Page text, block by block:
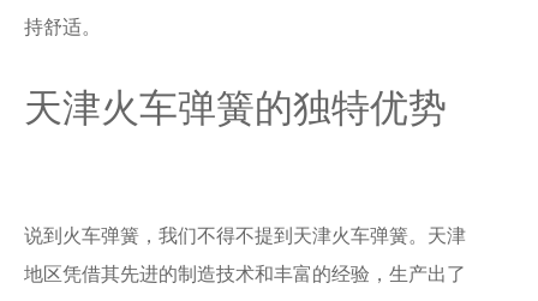
持舒适。
天津火车弹簧的独特优势
说到火车弹簧，我们不得不提到天津火车弹簧。天津
地区凭借其先进的制造技术和丰富的经验，生产出了